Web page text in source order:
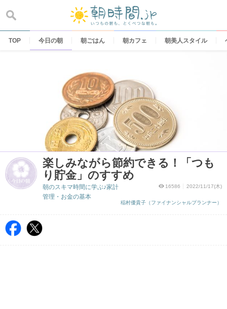
content
TOP 今日の朝 朝ごはん 朝カフェ 朝美人スタイル
楽しみながら節約できる！「つも
り貯金」のすすめ
16586 2022/11/17(木)
稲村優貴子（ファイナンシャルプランナー）
朝のスキマ時間に学ぶ♪家計
管理・お金の基本